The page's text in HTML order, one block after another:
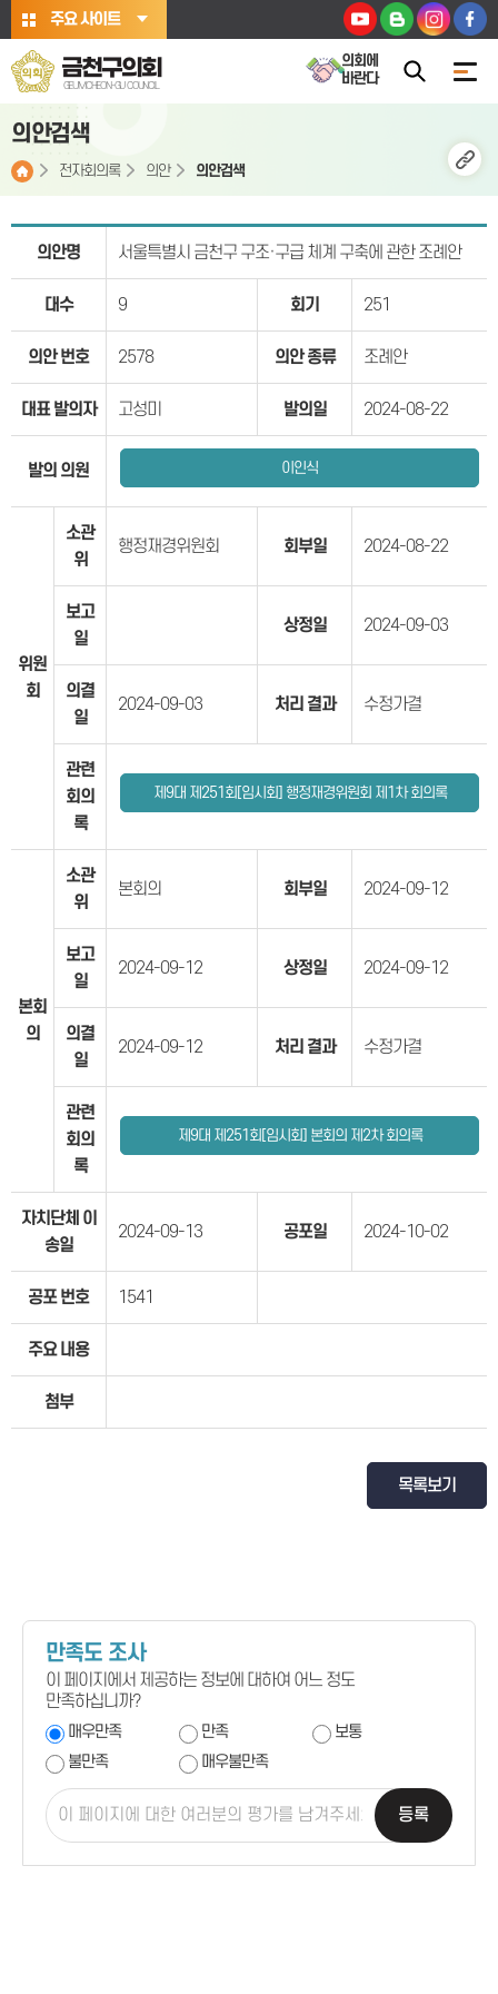
본문바로가기주요 사이트
금천구의회
GEUMCHEON-GU COUNCIL
의회에
바란다
의안검색
전자회의록 의안 의안검색
의안명 서울특별시 금천구 구조·구급 체계 구축에 관한 조례안
대수 9 회기 251
의안 번호 2578 의안 종류 조례안
대표 발의자 고성미 발의일 2024-08-22
발의 의원 이인식
위원
회
소관
위
행정재경위원회 회부일 2024-08-22
보고
일
상정일 2024-09-03
의결
일
2024-09-03 처리 결과 수정가결
관련
회의
록
제9대 제251회[임시회] 행정재경위원회 제1차 회의록
본회
의
소관
위
본회의 회부일 2024-09-12
보고
일
2024-09-12 상정일 2024-09-12
의결
일
2024-09-12 처리 결과 수정가결
관련
회의
록
제9대 제251회[임시회] 본회의 제2차 회의록
자치단체 이
송일
2024-09-13 공포일 2024-10-02
공포 번호 1541
주요 내용
첨부
목록보기
만족도 조사
이 페이지에서 제공하는 정보에 대하여 어느 정도
만족하십니까?
매우만족 만족
보통
불만족
매우불만족
등록